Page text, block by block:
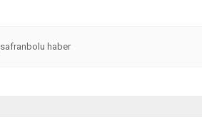
safranbolu haber